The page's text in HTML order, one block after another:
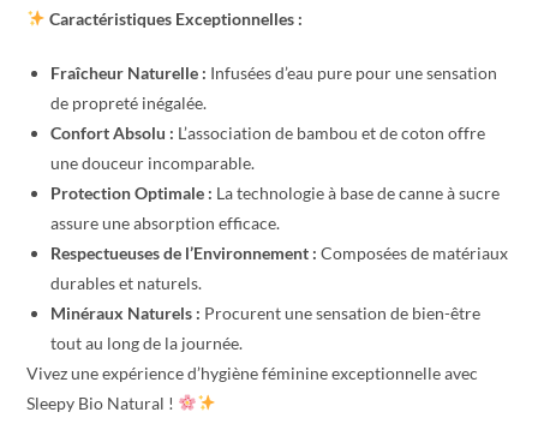
Caractéristiques Exceptionnelles :
Fraîcheur Naturelle : Infusées d’eau pure pour une sensation
de propreté inégalée.
Confort Absolu : L’association de bambou et de coton offre
une douceur incomparable.
Protection Optimale : La technologie à base de canne à sucre
assure une absorption efficace.
Respectueuses de l’Environnement : Composées de matériaux
durables et naturels.
Minéraux Naturels : Procurent une sensation de bien-être
tout au long de la journée.
Vivez une expérience d’hygiène féminine exceptionnelle avec
Sleepy Bio Natural !